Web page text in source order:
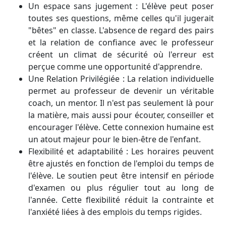
Un espace sans jugement : L'élève peut poser
toutes ses questions, même celles qu'il jugerait
"bêtes" en classe. L'absence de regard des pairs
et la relation de confiance avec le professeur
créent un climat de sécurité où l'erreur est
perçue comme une opportunité d'apprendre.
Une Relation Privilégiée : La relation individuelle
permet au professeur de devenir un véritable
coach, un mentor. Il n'est pas seulement là pour
la matière, mais aussi pour écouter, conseiller et
encourager l'élève. Cette connexion humaine est
un atout majeur pour le bien-être de l'enfant.
Flexibilité et adaptabilité : Les horaires peuvent
être ajustés en fonction de l'emploi du temps de
l'élève. Le soutien peut être intensif en période
d'examen ou plus régulier tout au long de
l'année. Cette flexibilité réduit la contrainte et
l'anxiété liées à des emplois du temps rigides.